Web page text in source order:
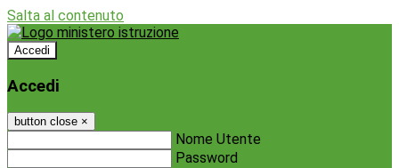
Salta al contenuto
Accedi
Accedi
button close ×
Nome Utente
Password